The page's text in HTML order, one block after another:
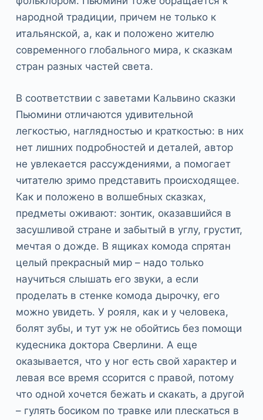
народной традиции, причем не только к
итальянской, а, как и положено жителю
современного глобального мира, к сказкам
стран разных частей света.
В соответствии с заветами Кальвино сказки
Пьюмини отличаются удивительной
легкостью, наглядностью и краткостью: в них
нет лишних подробностей и деталей, автор
не увлекается рассуждениями, а помогает
читателю зримо представить происходящее.
Как и положено в волшебных сказках,
предметы оживают: зонтик, оказавшийся в
засушливой стране и забытый в углу, грустит,
мечтая о дожде. В ящиках комода спрятан
целый прекрасный мир – надо только
научиться слышать его звуки, а если
проделать в стенке комода дырочку, его
можно увидеть. У рояля, как и у человека,
болят зубы, и тут уж не обойтись без помощи
кудесника доктора Сверлини. А еще
оказывается, что у ног есть свой характер и
левая все время ссорится с правой, потому
что одной хочется бежать и скакать, а другой
– гулять босиком по травке или плескаться в